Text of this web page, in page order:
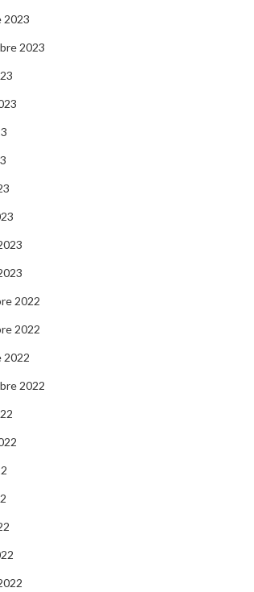
2023
2023
2022
2022
2022
2022